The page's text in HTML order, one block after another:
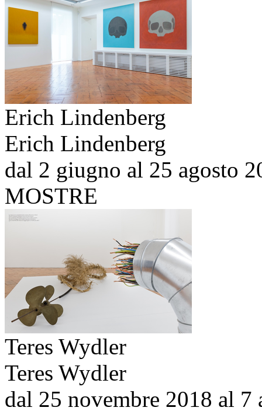
Erich Lindenberg
Erich Lindenberg
dal 2 giugno al 25 agosto
MOSTRE
Teres Wydler
Teres Wydler
dal 25 novembre 2018 al 7